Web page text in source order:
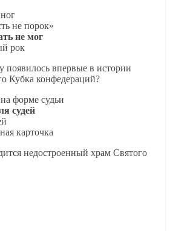
не порок»
не мог
рок
впервые в истории
Кубка конфедераций?
форме судьи
судей
карточка
недостроенный храм Святого